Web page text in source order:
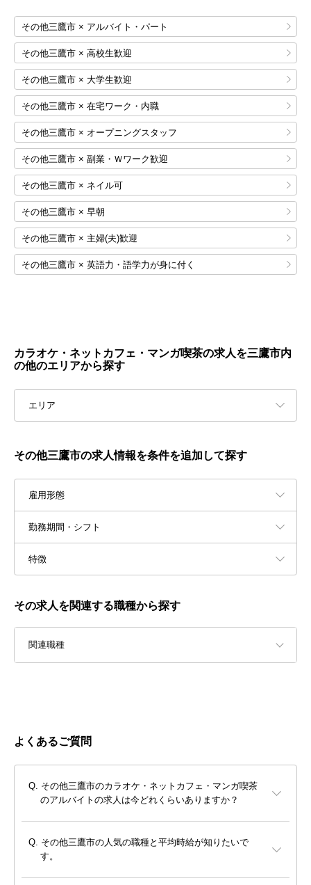
その他三鷹市 × アルバイト・パート
その他三鷹市 × 高校生歓迎
その他三鷹市 × 大学生歓迎
その他三鷹市 × 在宅ワーク・内職
その他三鷹市 × オープニングスタッフ
その他三鷹市 × 副業・Ｗワーク歓迎
その他三鷹市 × ネイル可
その他三鷹市 × 早朝
その他三鷹市 × 主婦(夫)歓迎
その他三鷹市 × 英語力・語学力が身に付く
カラオケ・ネットカフェ・マンガ喫茶の求人を三鷹市内
の他のエリアから探す
エリア
その他三鷹市の求人情報を条件を追加して探す
雇用形態
勤務期間・シフト
特徴
その求人を関連する職種から探す
関連職種
よくあるご質問
その他三鷹市のカラオケ・ネットカフェ・マンガ喫茶
のアルバイトの求人は今どれくらいありますか？
その他三鷹市の人気の職種と平均時給が知りたいで
す。